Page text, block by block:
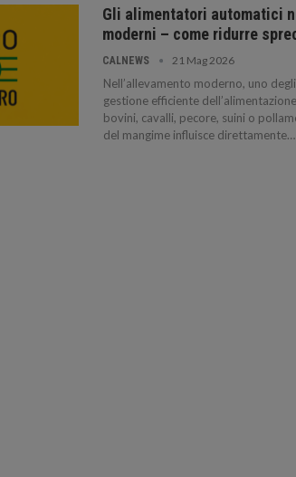
Gli alimentatori automatici
moderni – come ridurre
CALNEWS 21 Mag 2026
Nell’allevamento moderno, uno
gestione efficiente
bovini, cavalli, pecore, suini o
del mangime influisce direttamente…